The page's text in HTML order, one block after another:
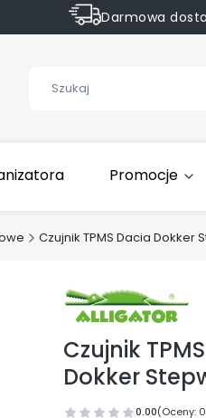
Darmowa
Promocje
Czujnik TPMS Dacia Dokker
Czujnik
Dokker
0.00(Oceny: